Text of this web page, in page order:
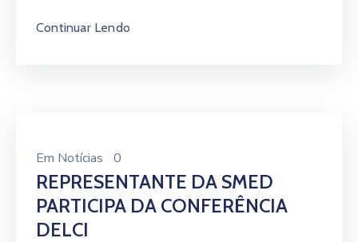
Continuar Lendo
Em Notícias 0
REPRESENTANTE DA SMED
PARTICIPA DA CONFERÊNCIA
DELCI